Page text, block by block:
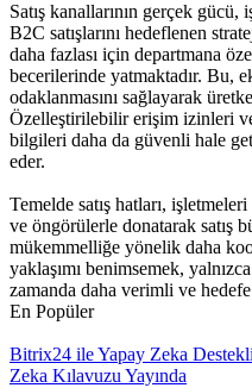
Satış kanallarının gerçek
B2C satışlarını hedeflenen
daha fazlası için departmana
becerilerinde yatmaktadır. Bu,
odaklanmasını sağlayarak
Özelleştirilebilir erişim izinleri
bilgileri daha da güvenli hale
eder.
Temelde satış hatları,
ve öngörülerle donatarak satış
mükemmelliğe yönelik daha
yaklaşımı benimsemek,
zamanda daha verimli ve
En Popüler
Bitrix24 ile Yapay Zeka
Zeka Kılavuzu Yayında